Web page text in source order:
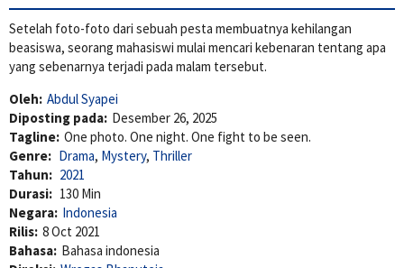
Setelah foto-foto dari sebuah pesta membuatnya kehilangan
beasiswa, seorang mahasiswi mulai mencari kebenaran tentang apa
yang sebenarnya terjadi pada malam tersebut.
Oleh: Abdul Syapei
Diposting pada: Desember 26, 2025
Tagline: One photo. One night. One fight to be seen.
Genre: Drama, Mystery, Thriller
Tahun: 2021
Durasi: 130 Min
Negara: Indonesia
Rilis: 8 Oct 2021
Bahasa: Bahasa indonesia